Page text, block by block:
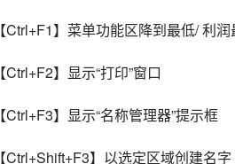
【Ctrl+F1】菜单功能区降到最低/ 利
【Ctrl+F2】显示“打印”窗口
【Ctrl+F3】显示“名称管理器”提示框
【Ctrl+Shift+F3】以选定区域创建名字